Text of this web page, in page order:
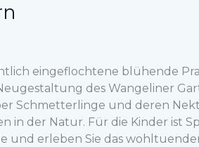
eingeflochtene blühende
des Wangeliner
Schmetterlinge und deren
in der Natur. Für die Kinder ist
und erleben Sie das